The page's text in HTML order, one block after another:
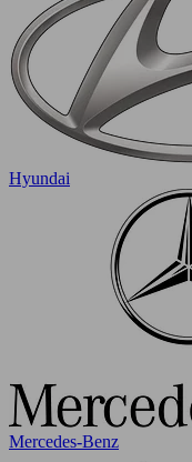
Hyundai
Mercedes-Benz